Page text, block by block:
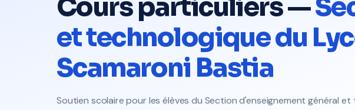
Cours particuliers —
et technologique du
Scamaroni Bastia
Soutien scolaire pour les élèves du Section d'enseignement général